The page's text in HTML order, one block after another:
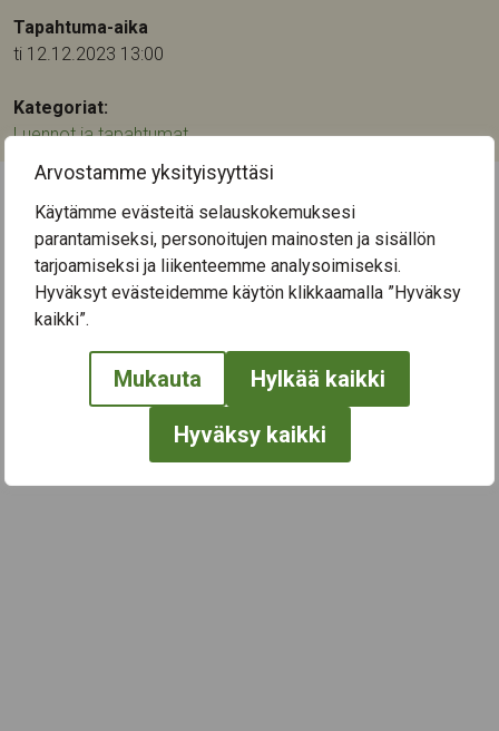
Arvostamme yksityisyyttäsi
Käytämme evästeitä selauskokemuksesi
parantamiseksi, personoitujen mainosten ja sisällön
tarjoamiseksi ja liikenteemme analysoimiseksi.
Hyväksyt evästeidemme käytön klikkaamalla ”Hyväksy
kaikki”.
Mukauta Hylkää kaikki
Hyväksy kaikki
Tapahtuma-aika
ti 12.12.2023 13:00
Kategoriat:
Luennot ja tapahtumat
← Näytä kaikki tapahtumat